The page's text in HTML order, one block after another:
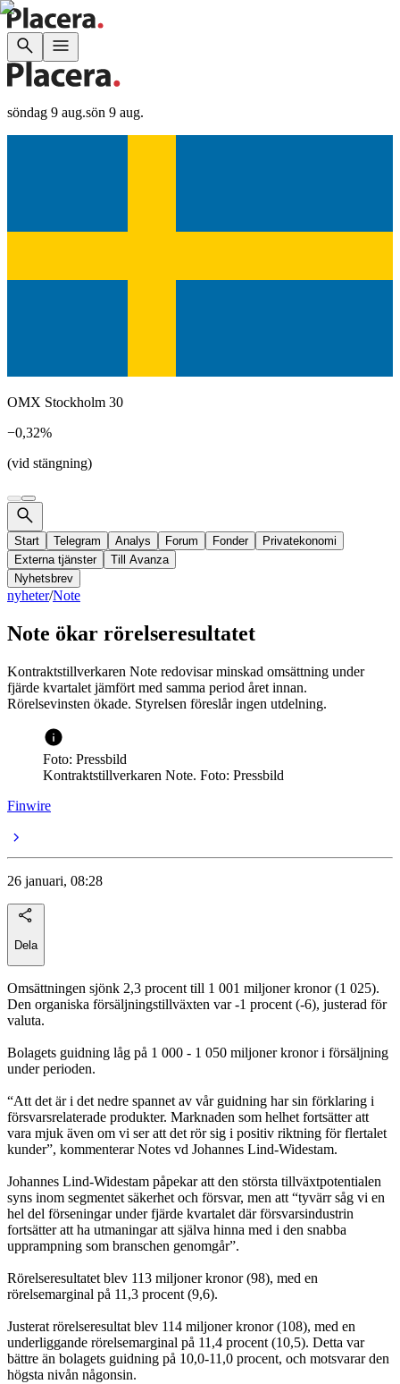
söndag 9 aug.sön 9 aug.
OMX Stockholm 30
−0,32%
(vid stängning)
Start Telegram Analys Forum Fonder
Privatekonomi
Externa tjänster
Till Avanza
Nyhetsbrev
nyheter/Note
Note ökar rörelseresultatet
Kontraktstillverkaren Note redovisar minskad omsättning under
fjärde kvartalet jämfört med samma period året innan.
Rörelsevinsten ökade. Styrelsen föreslår ingen utdelning.
Foto: Pressbild
Kontraktstillverkaren Note. Foto: Pressbild
Finwire
26 januari, 08:28
Dela
Omsättningen sjönk 2,3 procent till 1 001 miljoner kronor (1 025).
Den organiska försäljningstillväxten var -1 procent (-6), justerad för
valuta.
Bolagets guidning låg på 1 000 - 1 050 miljoner kronor i försäljning
under perioden.
“Att det är i det nedre spannet av vår guidning har sin förklaring i
försvarsrelaterade produkter. Marknaden som helhet fortsätter att
vara mjuk även om vi ser att det rör sig i positiv riktning för flertalet
kunder”, kommenterar Notes vd Johannes Lind-Widestam.
Johannes Lind-Widestam påpekar att den största tillväxtpotentialen
syns inom segmentet säkerhet och försvar, men att “tyvärr såg vi en
hel del förseningar under fjärde kvartalet där försvarsindustrin
fortsätter att ha utmaningar att själva hinna med i den snabba
upprampning som branschen genomgår”.
Rörelseresultatet blev 113 miljoner kronor (98), med en
rörelsemarginal på 11,3 procent (9,6).
Justerat rörelseresultat blev 114 miljoner kronor (108), med en
underliggande rörelsemarginal på 11,4 procent (10,5). Detta var
bättre än bolagets guidning på 10,0-11,0 procent, och motsvarar den
högsta nivån någonsin.